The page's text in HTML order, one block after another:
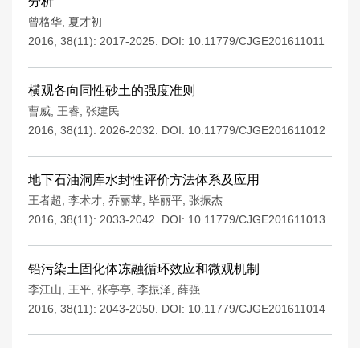
曾格华 夏才初
2016, 38(11): 2017-2025.
DOI: 10.11779/CJGE201611011
横观各向同性砂土的强度准则
曹威 王睿 张建民
2016, 38(11): 2026-2032.
DOI: 10.11779/CJGE201611012
地下石油洞库水封性评价方法体系及应用
王者超 李术才 乔丽苹 毕丽平 张振杰
2016, 38(11): 2033-2042.
DOI: 10.11779/CJGE201611013
铅污染土固化体冻融循环效应和微观机制
李江山 王平 张亭亭 李振泽 薛强
2016, 38(11): 2043-2050. DOI: 10.11779/CJGE201611014